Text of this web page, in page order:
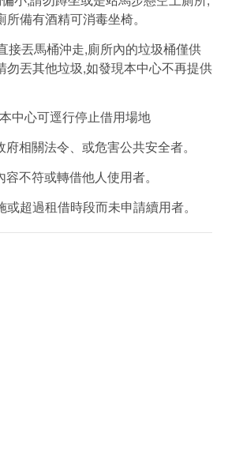
備有酒精可消毒坐椅。
接丟馬桶沖走,廁所內的垃圾桶僅供
勿丟其他垃圾,如發現本中心不再提供
中心可逕行停止借用場地
相關法令、或危害公共安全者。
不符或轉借他人使用者。
超過租借時段而未申請續用者。